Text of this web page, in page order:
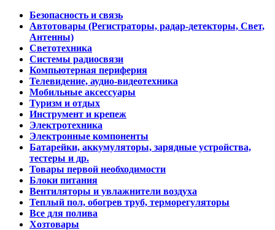
Безопасность и связь
Автотовары (Регистраторы, радар-детекторы, Свет,
Антенны)
Светотехника
Системы радиосвязи
Компьютерная периферия
Телевидение, аудио-видеотехника
Мобильные аксессуары
Туризм и отдых
Инструмент и крепеж
Электротехника
Электронные компоненты
Батарейки, аккумуляторы, зарядные устройства,
тестеры и др.
Товары первой необходимости
Блоки питания
Вентиляторы и увлажнители воздуха
Теплый пол, обогрев труб, терморегуляторы
Все для полива
Хозтовары